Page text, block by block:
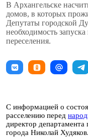
В Архангельске
домов, в которых
Депутаты городской
необходимость
переселения.
С информацией о
расселению перед
директор департамента
города Николай Худяков.